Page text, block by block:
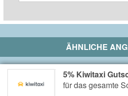
ÄHNLICHE
5% Kiwitaxi
für das gesamte